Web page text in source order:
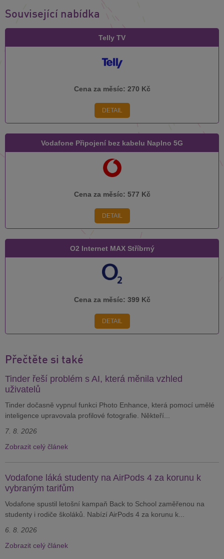
Související nabídka
Telly TV
Cena za měsíc: 270 Kč
DETAIL
Vodafone Připojení bez kabelu Naplno 5G
Cena za měsíc: 577 Kč
DETAIL
O2 Internet MAX Stříbrný
Cena za měsíc: 399 Kč
DETAIL
Přečtěte si také
Tinder řeší problém s AI, která měnila vzhled
uživatelů
Tinder dočasně vypnul funkci Photo Enhance, která pomocí umělé
inteligence upravovala profilové fotografie. Někteří...
7. 8. 2026
Zobrazit celý článek
Vodafone láká studenty na AirPods 4 za korunu k
vybraným tarifům
Vodafone spustil letošní kampaň Back to School zaměřenou na
studenty i rodiče školáků. Nabízí AirPods 4 za korunu k...
6. 8. 2026
Zobrazit celý článek